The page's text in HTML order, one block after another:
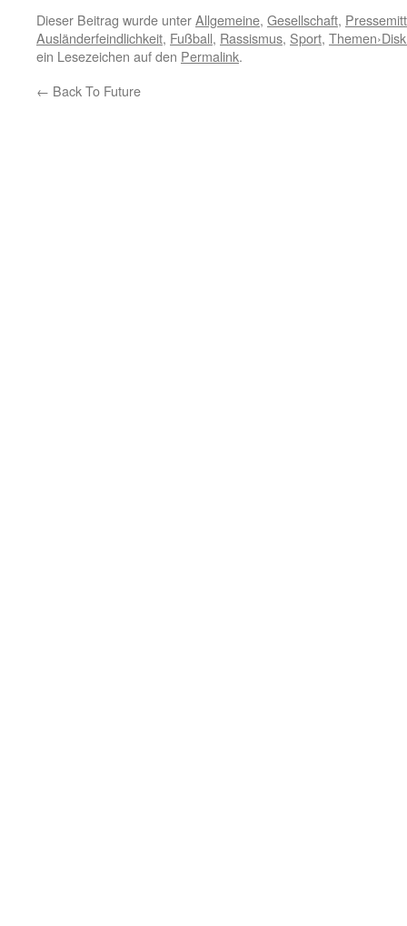
Dieser Beitrag wurde unterAllgemeine, Gesellschaft,
Ausländerfeindlichkeit, Fußball, Rassismus, Sport,
ein Lesezeichen auf den Permalink.
← Back To Future